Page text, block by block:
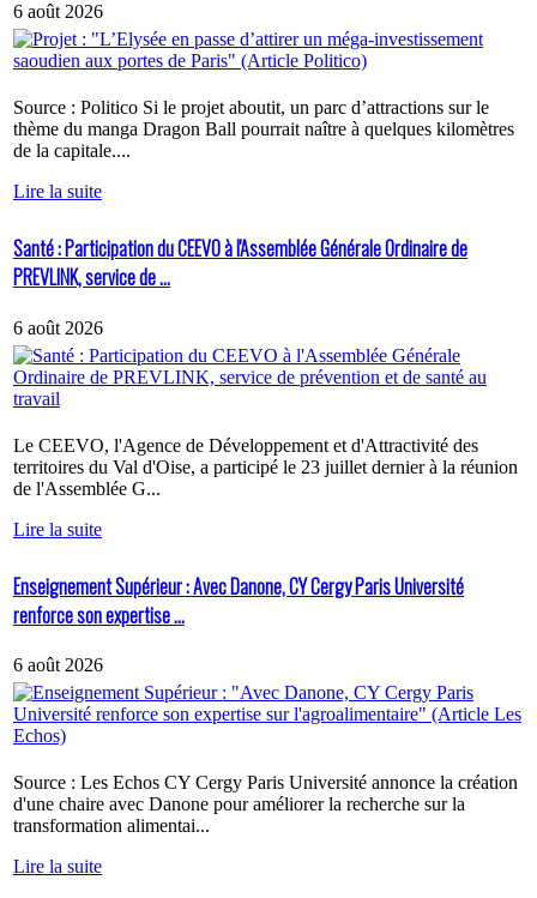
6 août 2026
Source : Politico Si le projet aboutit, un parc d’attractions sur le
thème du manga Dragon Ball pourrait naître à quelques kilomètres
de la capitale....
Lire la suite
Santé : Participation du CEEVO à l'Assemblée Générale Ordinaire de
PREVLINK, service de ...
6 août 2026
Le CEEVO, l'Agence de Développement et d'Attractivité des
territoires du Val d'Oise, a participé le 23 juillet dernier à la réunion
de l'Assemblée G...
Lire la suite
Enseignement Supérieur : Avec Danone, CY Cergy Paris Université
renforce son expertise ...
6 août 2026
Source : Les Echos CY Cergy Paris Université annonce la création
d'une chaire avec Danone pour améliorer la recherche sur la
transformation alimentai...
Lire la suite